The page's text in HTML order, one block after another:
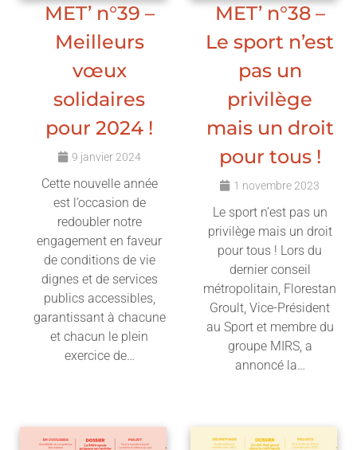
MET’ n°39 –
Meilleurs
vœux
solidaires
pour 2024 !
9 janvier 2024
Cette nouvelle année
est l’occasion de
redoubler notre
engagement en faveur
de conditions de vie
dignes et de services
publics accessibles,
garantissant à chacune
et chacun le plein
exercice de…
MET’ n°38 –
Le sport n’est
pas un
privilège
mais un droit
pour tous !
1 novembre 2023
Le sport n’est pas un
privilège mais un droit
pour tous ! Lors du
dernier conseil
métropolitain, Florestan
Groult, Vice-Président
au Sport et membre du
groupe MIRS, a
annoncé la…